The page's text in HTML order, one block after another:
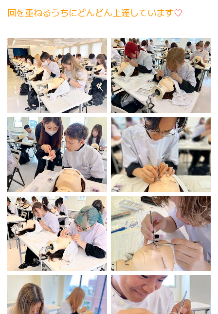
回を重ねるうちにどんどん上達しています♡